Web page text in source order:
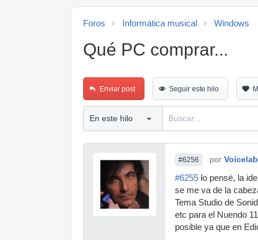
Foros Informática musical Windows
Qué PC comprar...
Enviar post Seguir este hilo
#6256 por Voicelab
#6255 lo pensé, la
se me va de la
Tema Studio de
etc para el Nuendo
posible ya que en